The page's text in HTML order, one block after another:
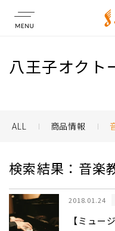
店舗情報
八王子オクト
ALL 商品情報
検索結果：音楽
2018.01.24
【ミュー